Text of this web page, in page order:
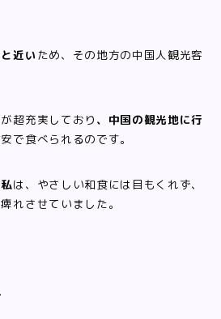
近い ため、その地方の中国人観光客
超充実しており 、中国の観光地に行
で食べられるのです。
は、やさしい和食には目もくれず、
れさせていました。